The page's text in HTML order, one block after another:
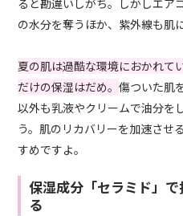
ると勘違いしがち。しかしエア
の水分を奪うほか、紫外線も肌
夏の肌は過酷な環境におかれて
だけの保湿はだめ。傷ついた肌
以外も乳液やクリームで油分を
う。肌のリカバリーを加速させ
すめですよ。
保湿成分「セラミド」
る